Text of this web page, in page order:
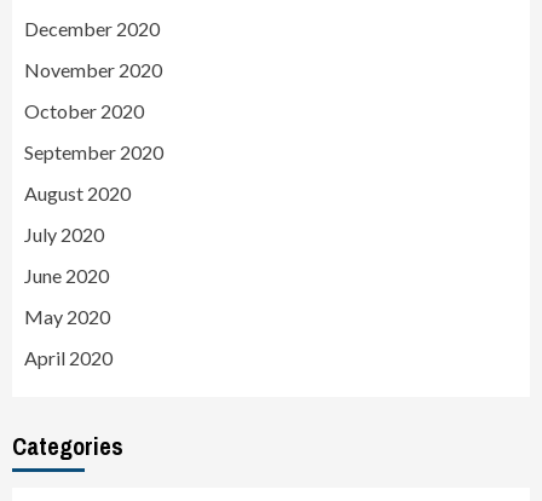
December 2020
November 2020
October 2020
September 2020
August 2020
July 2020
June 2020
May 2020
April 2020
Categories